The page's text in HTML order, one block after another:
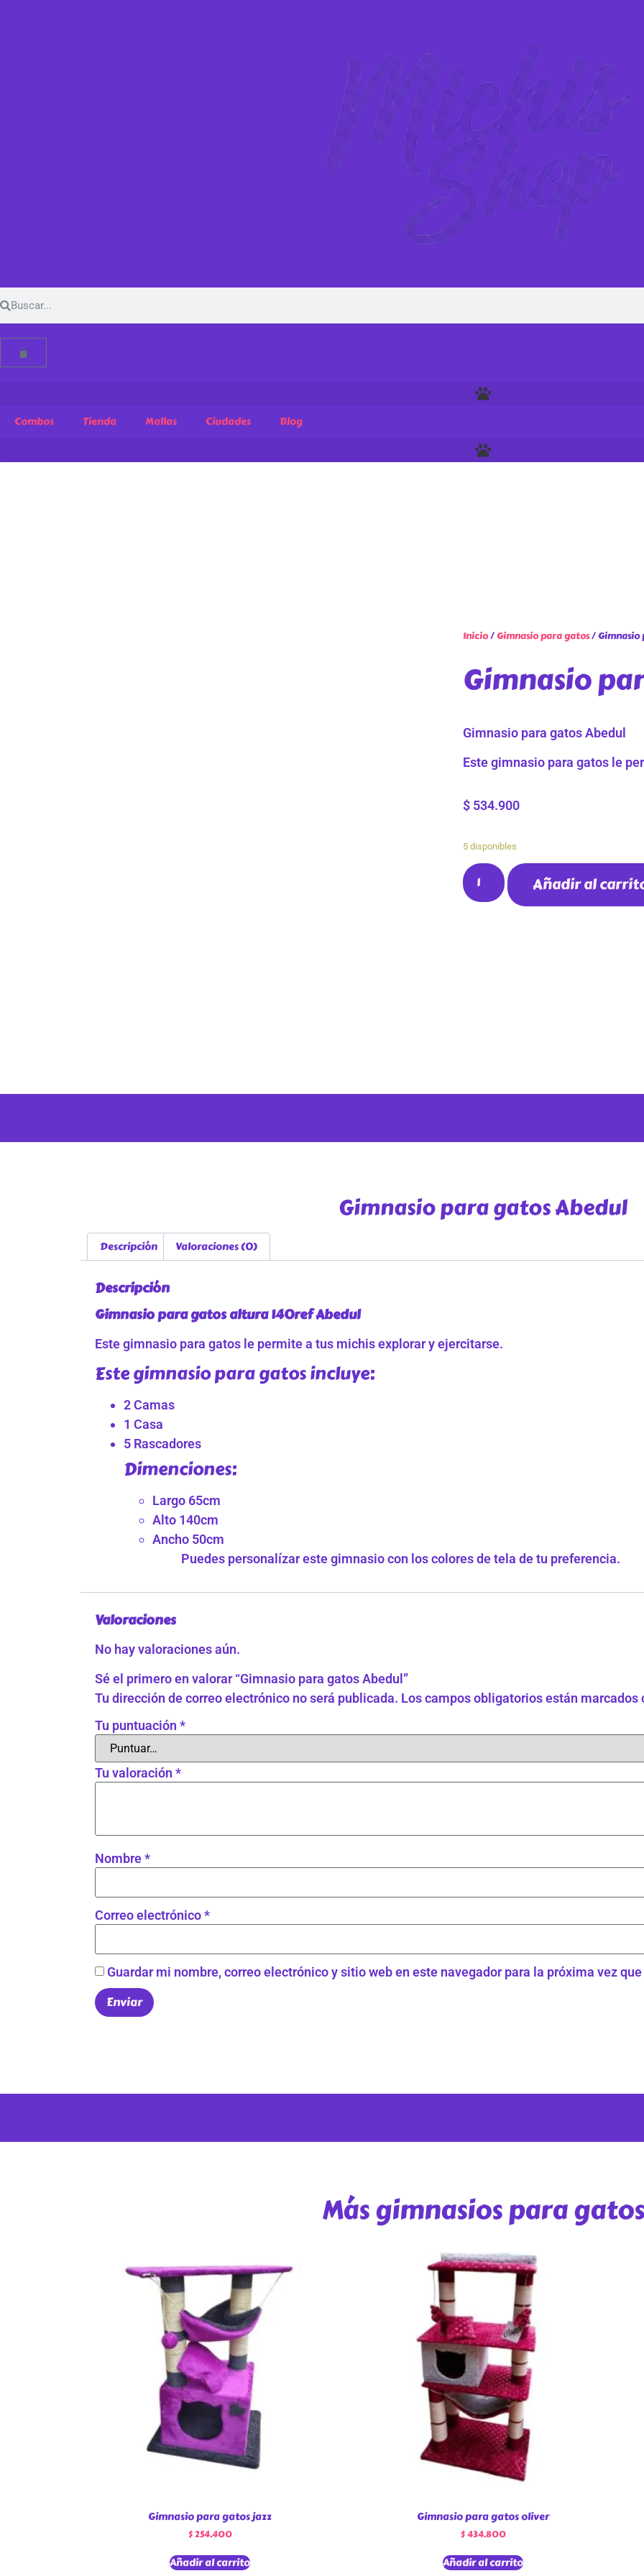
Combos Tienda Mallas Ciudades Blog
Inicio/Gimnasio para gatos/ Gimnasio
Gimnasio
Gimnasio para gatos Abedul
Este gimnasio para gatos le
$534.900
5 disponibles
Añadir al
Gimnasio para gatos Abedul
Descripción Valoraciones (0)
Descripción
Gimnasio para gatos altura 140ref Abedul
Este gimnasio para gatos le permite a tus michis explorar y ejercitarse.
Este gimnasio para gatos incluye:
2 Camas
1 Casa
5 Rascadores
Dimenciones:
Largo 65cm
Alto 140cm
Ancho 50cm
Puedes personalízar este gimnasio con los colores de tela de tu preferencia.
Valoraciones
No hay valoraciones aún.
Sé el primero en valorar “Gimnasio para gatos Abedul”
Tu dirección de correo electrónico no será publicada. Los campos obligatorios están marcados
Tu puntuación *
Tu valoración *
Nombre*
Correo electrónico*
Guardar mi nombre, correo electrónico y sitio web en este navegador para la próxima vez
Más gimnasios para gatos
Gimnasio para gatos jazz
$254.400
Añadir al carrito
Gimnasio para gatos oliver
$434.800
Añadir al carrito